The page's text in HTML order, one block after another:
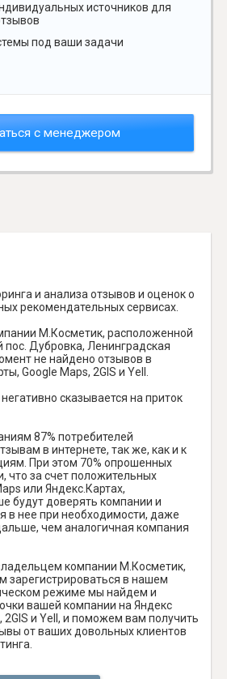
источников для
под ваши задачи
с менеджером
и анализа отзывов и оценок о
рекомендательных сервисах.
М.Косметик, расположенной
пос. Дубровка, Ленинградская
не найдено отзывов в
Google Maps, 2GIS и Yell.
сказывается на приток
87% потребителей
в интернете, так же, как и к
При этом 70% опрошенных
что за счет положительных
или Яндекс.Картах,
будут доверять компании и
в нее при необходимости, даже
чем аналогичная компания
компании М.Косметик,
зарегистрироваться в нашем
режиме мы найдем и
вашей компании на Яндекс
2GIS и Yell, и поможем вам получить
от ваших довольных клиентов